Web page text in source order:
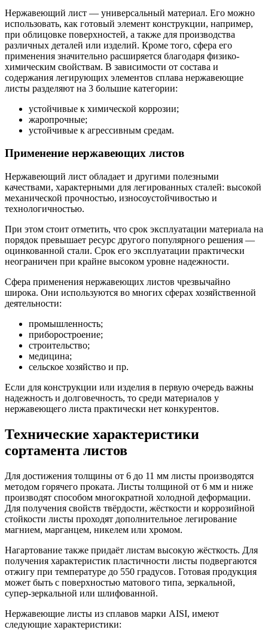
Нержавеющий лист — универсальный материал. Его можно
использовать, как готовый элемент конструкции, например,
при облицовке поверхностей, а также для производства
различных деталей или изделий. Кроме того, сфера его
применения значительно расширяется благодаря физико-
химическим свойствам. В зависимости от состава и
содержания легирующих элементов сплава нержавеющие
листы разделяют на 3 большие категории:
устойчивые к химической коррозии;
жаропрочные;
устойчивые к агрессивным средам.
Применение нержавеющих листов
Нержавеющий лист обладает и другими полезными
качествами, характерными для легированных сталей: высокой
механической прочностью, износоустойчивостью и
технологичностью.
При этом стоит отметить, что срок эксплуатации материала на
порядок превышает ресурс другого популярного решения —
оцинкованной стали. Срок его эксплуатации практически
неограничен при крайне высоком уровне надежности.
Сфера применения нержавеющих листов чрезвычайно
широка. Они используются во многих сферах хозяйственной
деятельности:
промышленность;
приборостроение;
строительство;
медицина;
сельское хозяйство и пр.
Если для конструкции или изделия в первую очередь важны
надежность и долговечность, то среди материалов у
нержавеющего листа практически нет конкурентов.
Технические характеристики
сортамента листов
Для достижения толщины от 6 до 11 мм листы производятся
методом горячего проката. Листы толщиной от 6 мм и ниже
производят способом многократной холодной деформации.
Для получения свойств твёрдости, жёсткости и коррозийной
стойкости листы проходят дополнительное легирование
магнием, марганцем, никелем или хромом.
Нагартование также придаёт листам высокую жёсткость. Для
получения характеристик пластичности листы подвергаются
отжигу при температуре до 550 градусов. Готовая продукция
может быть с поверхностью матового типа, зеркальной,
супер-зеркальной или шлифованной.
Нержавеющие листы из сплавов марки AISI, имеют
следующие характеристики: